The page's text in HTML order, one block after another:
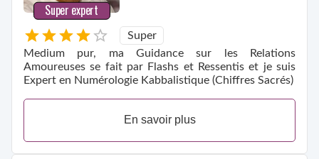
Super expert
Super
Medium pur, ma Guidance sur les Relations
Amoureuses se fait par Flashs et Ressentis et je suis
Expert en Numérologie Kabbalistique (Chiffres Sacrés)
En savoir plus